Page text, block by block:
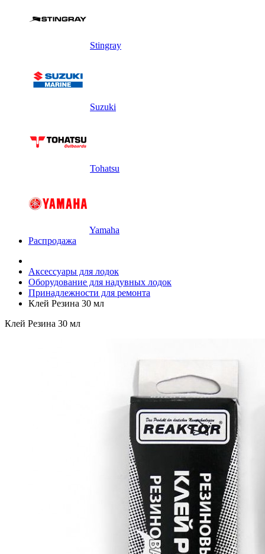
Stingray
Suzuki
Tohatsu
Yamaha
Распродажа
Аксессуары для лодок
Оборудование для надувных лодок
Принадлежности для ремонта
Клей Резина 30 мл
Клей Резина 30 мл